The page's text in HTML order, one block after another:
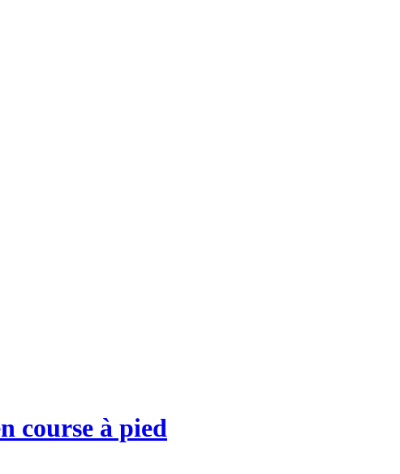
course à pied